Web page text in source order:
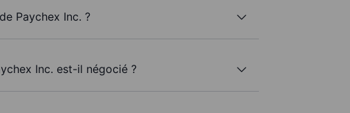
Paychex Inc. ?
Inc. est-il négocié ?